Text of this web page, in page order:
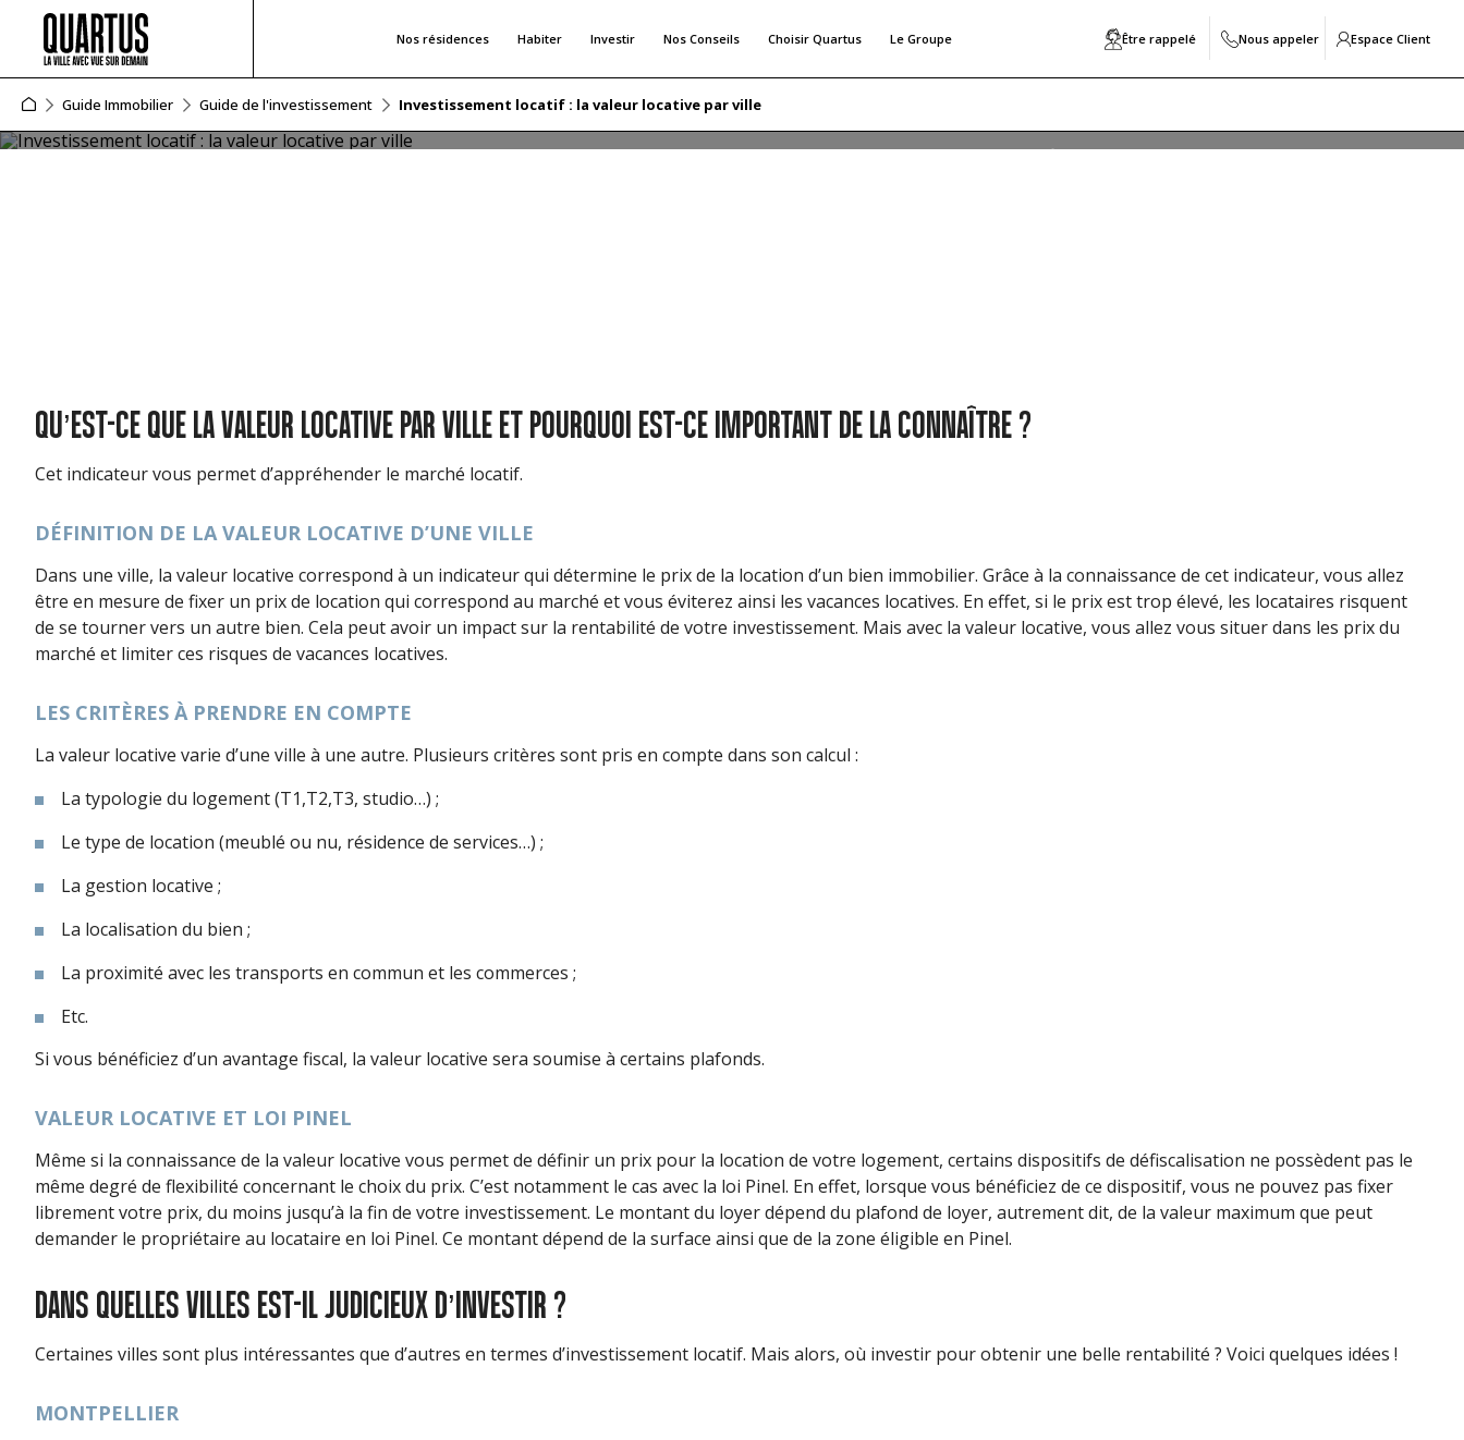
Nos résidences Habiter Investir Nos Conseils Choisir Quartus Le Groupe Être rappelé Nous appeler Espace Client
Guide Immobilier Guide de l'investissement Investissement locatif : la valeur locative par ville
INVESTISSEMENT LOCATIF : LA VALEUR LOCATIVE PAR VILLE
Vous avez pour projet d’investir dans l’immobilier locatif ? Connaître la valeur locative par ville vous sera d’une grande aide afin de sélectionner la localisation de votre
QU’EST-CE QUE LA VALEUR LOCATIVE PAR VILLE ET POURQUOI EST-CE IMPORTANT DE LA CONNAÎTRE ?
Cet indicateur vous permet d’appréhender le marché locatif.
DÉFINITION DE LA VALEUR LOCATIVE D’UNE VILLE
Dans une ville, la valeur locative correspond à un indicateur qui détermine le prix de la location d’un bien immobilier. Grâce à la connaissance de cet indicateur, vous allez
être en mesure de fixer un prix de location qui correspond au marché et vous éviterez ainsi les vacances locatives. En effet, si le prix est trop élevé, les locataires risquent
de se tourner vers un autre bien. Cela peut avoir un impact sur la rentabilité de votre investissement. Mais avec la valeur locative, vous allez vous situer dans les prix du
marché et limiter ces risques de vacances locatives.
LES CRITÈRES À PRENDRE EN COMPTE
La valeur locative varie d’une ville à une autre. Plusieurs critères sont pris en compte dans son calcul :
La typologie du logement (T1,T2,T3, studio…) ;
Le type de location (meublé ou nu, résidence de services…) ;
La gestion locative ;
La localisation du bien ;
La proximité avec les transports en commun et les commerces ;
Etc.
Si vous bénéficiez d’un avantage fiscal, la valeur locative sera soumise à certains plafonds.
VALEUR LOCATIVE ET LOI PINEL
Même si la connaissance de la valeur locative vous permet de définir un prix pour la location de votre logement, certains dispositifs de défiscalisation ne possèdent pas le
même degré de flexibilité concernant le choix du prix. C’est notamment le cas avec la loi Pinel. En effet, lorsque vous bénéficiez de ce dispositif, vous ne pouvez pas fixer
librement votre prix, du moins jusqu’à la fin de votre investissement. Le montant du loyer dépend du plafond de loyer, autrement dit, de la valeur maximum que peut
demander le propriétaire au locataire en loi Pinel. Ce montant dépend de la surface ainsi que de la zone éligible en Pinel.
DANS QUELLES VILLES EST-IL JUDICIEUX D’INVESTIR ?
Certaines villes sont plus intéressantes que d’autres en termes d’investissement locatif. Mais alors, où investir pour obtenir une belle rentabilité ? Voici quelques idées !
MONTPELLIER